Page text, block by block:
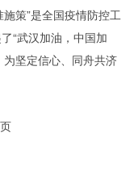
策”是全国疫情防控工
“武汉加油，中国加
坚定信心、同舟共济